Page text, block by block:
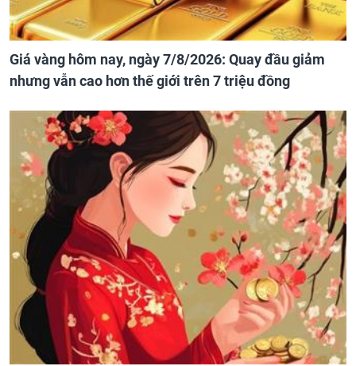
Giá vàng hôm nay, ngày 7/8/2026: Quay đầu giảm
nhưng vẫn cao hơn thế giới trên 7 triệu đồng